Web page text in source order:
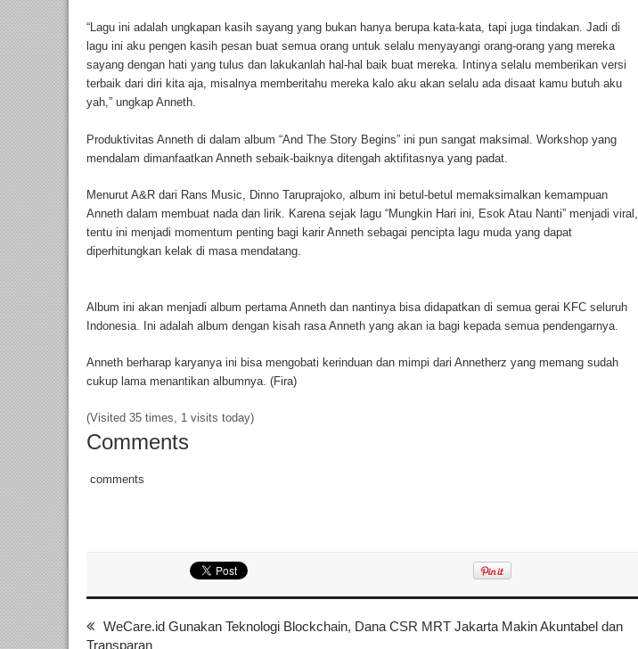
“Lagu ini adalah ungkapan kasih sayang yang bukan hanya berupa kata-kata, tapi juga tindakan. Jadi di
lagu ini aku pengen kasih pesan buat semua orang untuk selalu menyayangi orang-orang yang mereka
sayang dengan hati yang tulus dan lakukanlah hal-hal baik buat mereka. Intinya selalu memberikan versi
terbaik dari diri kita aja, misalnya memberitahu mereka kalo aku akan selalu ada disaat kamu butuh aku
yah,” ungkap Anneth.
Produktivitas Anneth di dalam album “And The Story Begins” ini pun sangat maksimal. Workshop yang
mendalam dimanfaatkan Anneth sebaik-baiknya ditengah aktifitasnya yang padat.
Menurut A&R dari Rans Music, Dinno Taruprajoko, album ini betul-betul memaksimalkan kemampuan
Anneth dalam membuat nada dan lirik. Karena sejak lagu “Mungkin Hari ini, Esok Atau Nanti” menjadi viral,
tentu ini menjadi momentum penting bagi karir Anneth sebagai pencipta lagu muda yang dapat
diperhitungkan kelak di masa mendatang.
Album ini akan menjadi album pertama Anneth dan nantinya bisa didapatkan di semua gerai KFC seluruh
Indonesia. Ini adalah album dengan kisah rasa Anneth yang akan ia bagi kepada semua pendengarnya.
Anneth berharap karyanya ini bisa mengobati kerinduan dan mimpi dari Annetherz yang memang sudah
cukup lama menantikan albumnya. (Fira)
(Visited 35 times, 1 visits today)
Comments
comments
WeCare.id Gunakan Teknologi Blockchain, Dana CSR MRT Jakarta Makin Akuntabel dan
Transparan